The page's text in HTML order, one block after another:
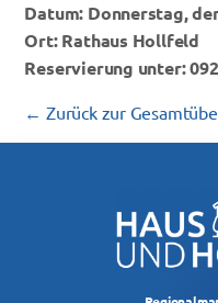
Datum: Donnerstag,
Ort: Rathaus Hollfeld
Reservierung unter:
← Zurück zur